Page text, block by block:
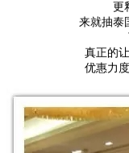
更
来就抽泰
真正的
优惠力